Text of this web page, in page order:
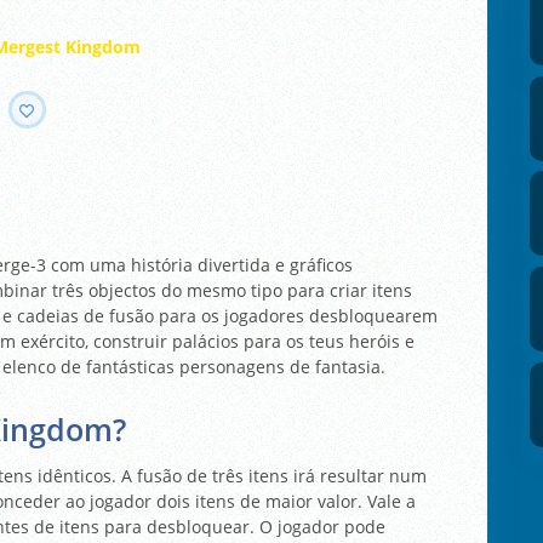
Kingdom
3 com uma história divertida e gráficos
três objectos do mesmo tipo para criar itens
cadeias de fusão para os jogadores desbloquearem
exército, construir palácios para os teus heróis e
de fantásticas personagens de fantasia.
idênticos. A fusão de três itens irá resultar num
ao jogador dois itens de maior valor. Vale a
de itens para desbloquear. O jogador pode